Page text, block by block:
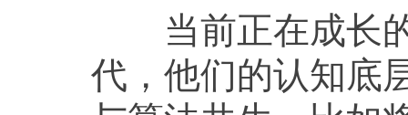
当前正在成长的
代，他们的认知底